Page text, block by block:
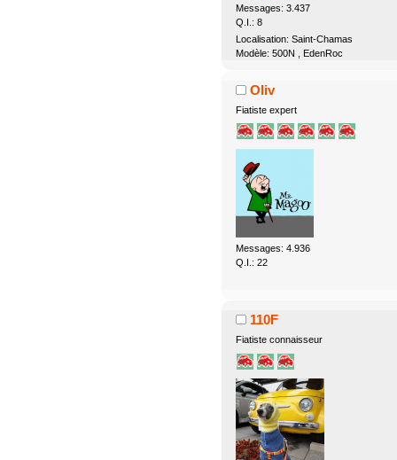
Messages: 3.437
Q.I.: 8
Localisation: Saint-Chamas
Modèle: 500N , EdenRoc
Oliv
Fiatiste expert
Messages: 4.936
Q.I.: 22
110F
Fiatiste connaisseur